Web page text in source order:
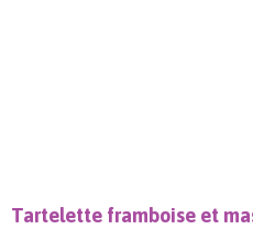
Tartelette framboise et